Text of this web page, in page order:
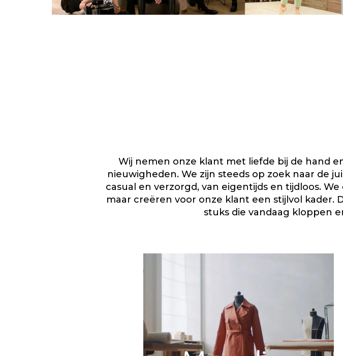
Wij nemen onze klant met liefde bij de hand
nieuwigheden. We zijn steeds op zoek naar de
casual en verzorgd, van eigentijds en tijdloos.
maar creëren voor onze klant een stijlvol
stuks die vandaag kloppen